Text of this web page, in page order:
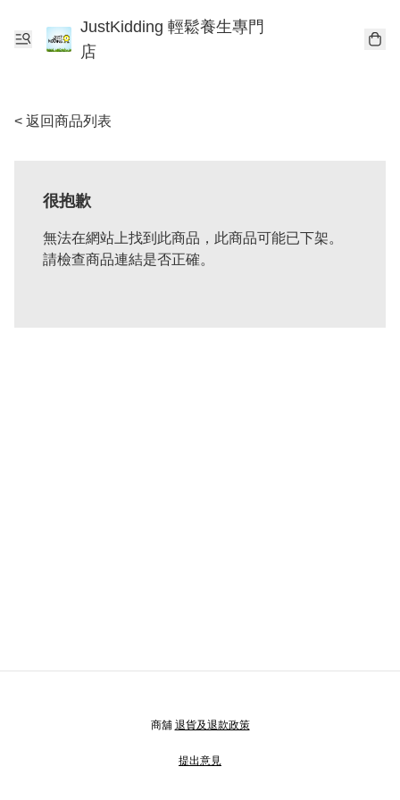
JustKidding 輕鬆養生專門
店
< 返回商品列表
很抱歉
無法在網站上找到此商品，此商品可能已下架。
請檢查商品連結是否正確。
商舖 退貨及退款政策
提出意見